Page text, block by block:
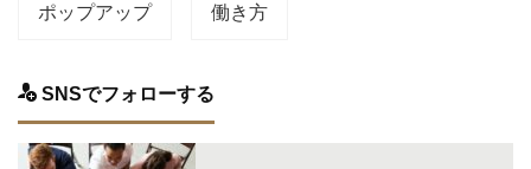
ポップアップ 働き方
SNSでフォローする